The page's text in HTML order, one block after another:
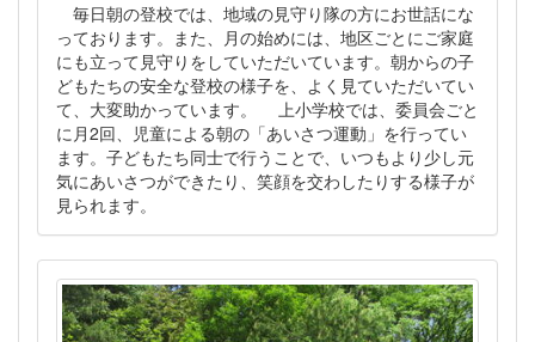
毎日朝の登校では、地域の見守り隊の方にお世話にな
っております。また、月の始めには、地区ごとにご家庭
にも立って見守りをしていただいています。朝からの子
どもたちの安全な登校の様子を、よく見ていただいてい
て、大変助かっています。 上小学校では、委員会ごと
に月2回、児童による朝の「あいさつ運動」を行ってい
ます。子どもたち同士で行うことで、いつもより少し元
気にあいさつができたり、笑顔を交わしたりする様子が
見られます。